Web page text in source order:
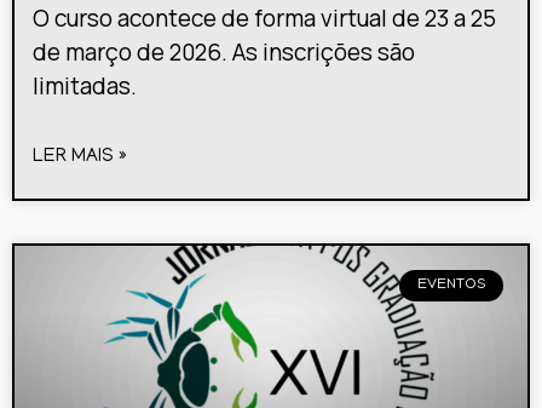
O curso acontece de forma virtual de 23 a 25
de março de 2026. As inscrições são
limitadas.
LER MAIS »
EVENTOS